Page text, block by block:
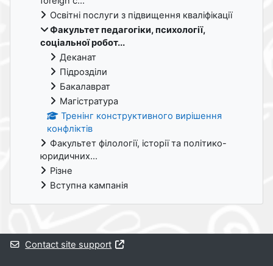
Освітні послуги з підвищення кваліфікації
Факультет педагогіки, психології,
соціальної робот...
Деканат
Підрозділи
Бакалаврат
Магістратура
Тренінг конструктивного вирішення
конфліктів
Факультет філології, історії та політико-
юридичних...
Різне
Вступна кампанія
Supplementary blocks
Contact site support